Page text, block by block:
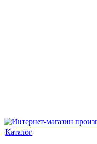
Каталог